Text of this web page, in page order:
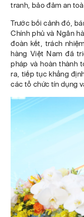
tranh, bảo đảm an
Trước bối cảnh đó,
Chính phủ và Ngân
đoàn kết, trách
hàng Việt Nam đã
pháp và hoàn thành
ra, tiếp tục khẳng
các tổ chức tín dụng